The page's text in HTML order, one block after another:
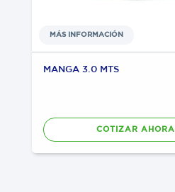
MÁS INFORMACIÓN
MANGA 3.0 MTS
COTIZAR AHORA